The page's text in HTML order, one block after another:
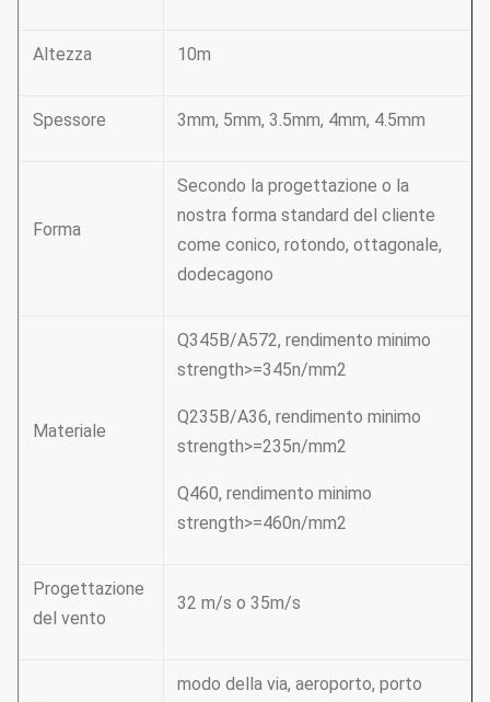
Altezza 10m
Spessore 3mm, 5mm, 3.5mm, 4mm, 4.5mm
Forma
Secondo la progettazione o la
nostra forma standard del cliente
come conico, rotondo, ottagonale,
dodecagono
Materiale
Q345B/A572, rendimento minimo
strength>=345n/mm2
Q235B/A36, rendimento minimo
strength>=235n/mm2
Q460, rendimento minimo
strength>=460n/mm2
Progettazione
del vento
32 m/s o 35m/s
modo della via, aeroporto, porto